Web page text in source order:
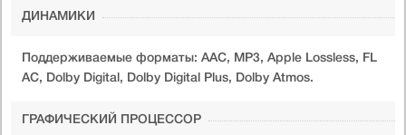
ДИНАМИКИ
Поддерживаемые форматы: AAC, MP3, Apple Lossless, FL
AC, Dolby Digital, Dolby Digital Plus, Dolby Atmos.
ГРАФИЧЕСКИЙ ПРОЦЕССОР